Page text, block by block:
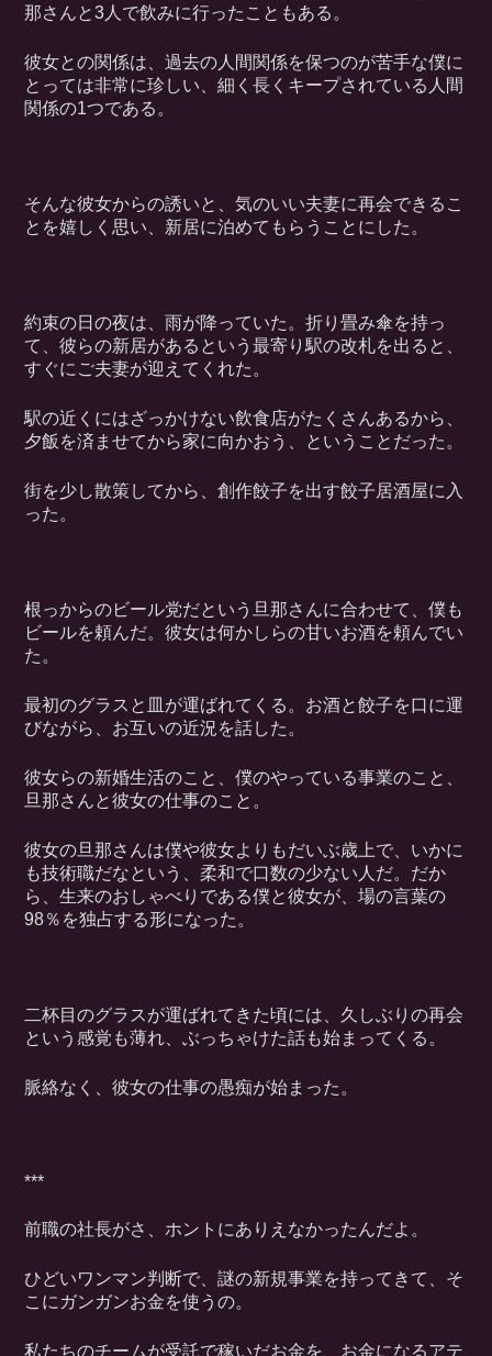
那さんと3人で飲みに行ったこともある。
彼女との関係は、過去の人間関係を保つのが苦手な僕に
とっては非常に珍しい、細く長くキープされている人間
関係の1つである。
そんな彼女からの誘いと、気のいい夫妻に再会できるこ
とを嬉しく思い、新居に泊めてもらうことにした。
約束の日の夜は、雨が降っていた。折り畳み傘を持っ
て、彼らの新居があるという最寄り駅の改札を出ると、
すぐにご夫妻が迎えてくれた。
駅の近くにはざっかけない飲食店がたくさんあるから、
夕飯を済ませてから家に向かおう、ということだった。
街を少し散策してから、創作餃子を出す餃子居酒屋に入
った。
根っからのビール党だという旦那さんに合わせて、僕も
ビールを頼んだ。彼女は何かしらの甘いお酒を頼んでい
た。
最初のグラスと皿が運ばれてくる。お酒と餃子を口に運
びながら、お互いの近況を話した。
彼女らの新婚生活のこと、僕のやっている事業のこと、
旦那さんと彼女の仕事のこと。
彼女の旦那さんは僕や彼女よりもだいぶ歳上で、いかに
も技術職だなという、柔和で口数の少ない人だ。だか
ら、生来のおしゃべりである僕と彼女が、場の言葉の
98％を独占する形になった。
二杯目のグラスが運ばれてきた頃には、久しぶりの再会
という感覚も薄れ、ぶっちゃけた話も始まってくる。
脈絡なく、彼女の仕事の愚痴が始まった。
***
前職の社長がさ、ホントにありえなかったんだよ。
ひどいワンマン判断で、謎の新規事業を持ってきて、そ
こにガンガンお金を使うの。
私たちのチームが受託で稼いだお金を、お金になるアテ